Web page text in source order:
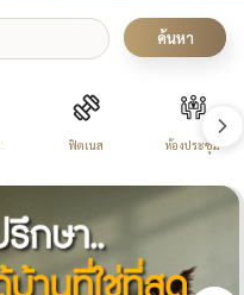
ค้นหา
ฟิตเนส ห้องประชุม